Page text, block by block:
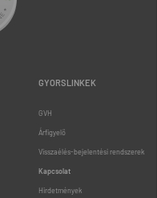
GYORSLINKEK
GVH
Árfigyelő
Visszaélés-bejelentési rendszerek
Kapcsolat
Hirdetmények